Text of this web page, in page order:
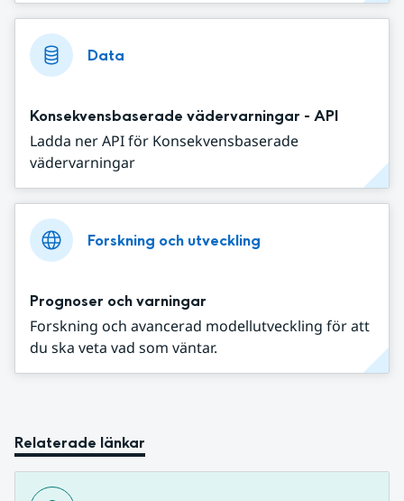
Data
Konsekvensbaserade vädervarningar - API
Ladda ner API för Konsekvensbaserade
vädervarningar
Forskning och utveckling
Prognoser och varningar
Forskning och avancerad modellutveckling för att
du ska veta vad som väntar.
Relaterade länkar